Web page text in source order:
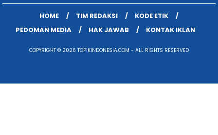
HOME TIM REDAKSI
KODE ETIK
PEDOMAN MEDIA
HAK JAWAB KONTAK IKLAN
COPYRIGHT © 2026 TOPIKINDONESIA.COM - ALL RIGHTS RESERVED